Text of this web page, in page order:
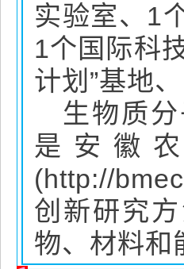
实验室、1
1个国际科
计划”基地
生物质分
是安徽
(http://
创新研究
物、材料和